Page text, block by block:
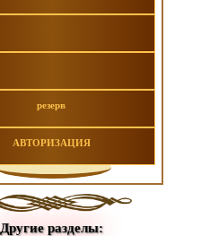
резерв
АВТОРИЗАЦИЯ
Другие разделы: